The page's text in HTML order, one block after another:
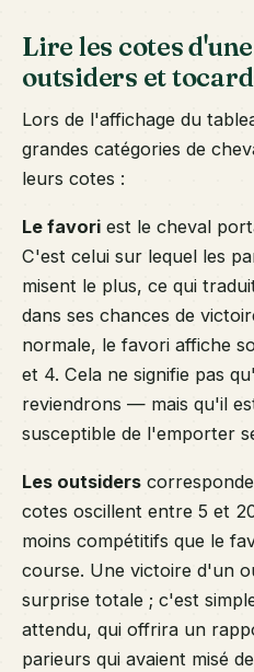
Lire les cotes
outsiders et
Lors de l'affichage du
grandes catégories de
leurs cotes :
Le favori est le cheval
C'est celui sur lequel les
misent le plus, ce qui
dans ses chances de
normale, le favori affiche
et 4. Cela ne signifie pas
reviendrons — mais qu'il
susceptible de l'emporter
Les outsiders
cotes oscillent entre 5 et
moins compétitifs que le
course. Une victoire d'un
surprise totale ; c'est
attendu, qui offrira un
parieurs qui avaient misé